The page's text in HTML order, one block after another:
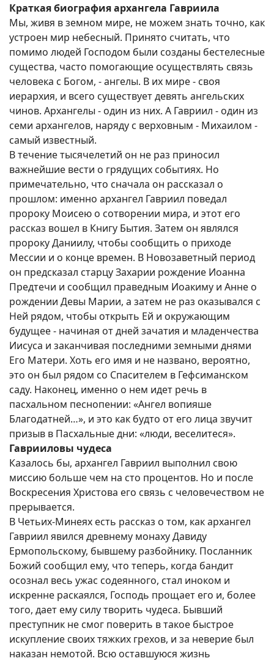
Краткая биография архангела Гавриила
Мы, живя в земном мире, не можем знать точно, как
устроен мир небесный. Принято считать, что
помимо людей Господом были созданы бестелесные
существа, часто помогающие осуществлять связь
человека с Богом, - ангелы. В их мире - своя
иерархия, и всего существует девять ангельских
чинов. Архангелы - один из них. А Гавриил - один из
семи архангелов, наряду с верховным - Михаилом -
самый известный.
В течение тысячелетий он не раз приносил
важнейшие вести о грядущих событиях. Но
примечательно, что сначала он рассказал о
прошлом: именно архангел Гавриил поведал
пророку Моисею о сотворении мира, и этот его
рассказ вошел в Книгу Бытия. Затем он являлся
пророку Даниилу, чтобы сообщить о приходе
Мессии и о конце времен. В Новозаветный период
он предсказал старцу Захарии рождение Иоанна
Предтечи и сообщил праведным Иоакиму и Анне о
рождении Девы Марии, а затем не раз оказывался с
Ней рядом, чтобы открыть Ей и окружающим
будущее - начиная от дней зачатия и младенчества
Иисуса и заканчивая последними земными днями
Его Матери. Хоть его имя и не названо, вероятно,
это он был рядом со Спасителем в Гефсиманском
саду. Наконец, именно о нем идет речь в
пасхальном песнопении: «Ангел вопияше
Благодатней…», и это как будто от его лица звучит
призыв в Пасхальные дни: «люди, веселитеся».
Гаврииловы чудеса
Казалось бы, архангел Гавриил выполнил свою
миссию больше чем на сто процентов. Но и после
Воскресения Христова его связь с человечеством не
прерывается.
В Четьих-Минеях есть рассказ о том, как архангел
Гавриил явился древнему монаху Давиду
Ермопольскому, бывшему разбойнику. Посланник
Божий сообщил ему, что теперь, когда бандит
осознал весь ужас содеянного, стал иноком и
искренне раскаялся, Господь прощает его и, более
того, дает ему силу творить чудеса. Бывший
преступник не смог поверить в такое быстрое
искупление своих тяжких грехов, и за неверие был
наказан немотой. Всю оставшуюся жизнь